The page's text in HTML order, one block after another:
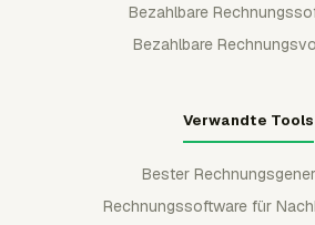
Bezahlbare
Bezahlbare
Verwandte Tools
Bester
Rechnungssoftware für